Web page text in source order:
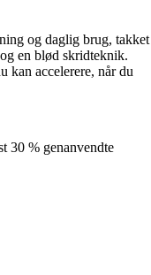
og daglig brug, takket
en blød skridteknik.
kan accelerere, når du
30 % genanvendte